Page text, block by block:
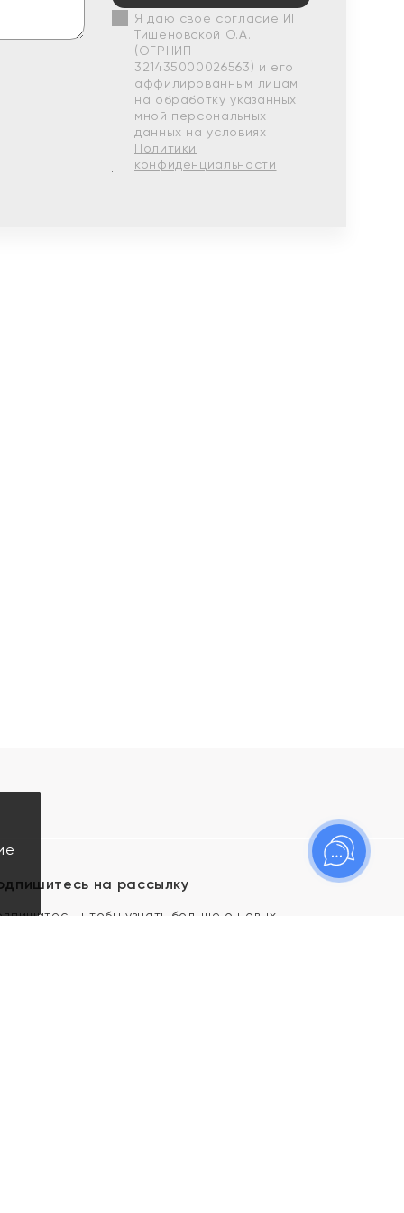
Я даю свое согласие ИП
Тишеновской О.А.
(ОГРНИП
321435000026563) и его
аффилированным лицам
на обработку указанных
мной персональных
данных на условиях
Политики
конфиденциальности
на рассылку
чтобы узнать больше о новых